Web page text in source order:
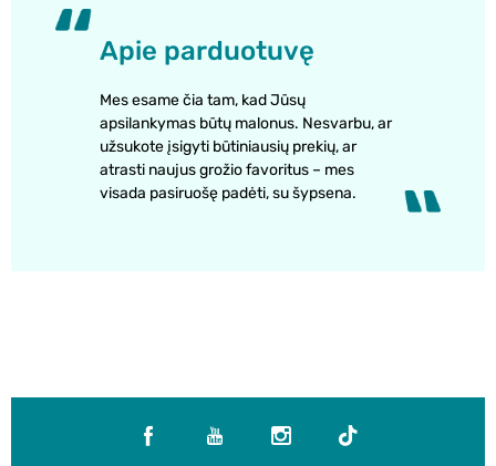
Apie parduotuvę
Mes esame čia tam, kad Jūsų
apsilankymas būtų malonus. Nesvarbu, ar
užsukote įsigyti būtiniausių prekių, ar
atrasti naujus grožio favoritus – mes
visada pasiruošę padėti, su šypsena.